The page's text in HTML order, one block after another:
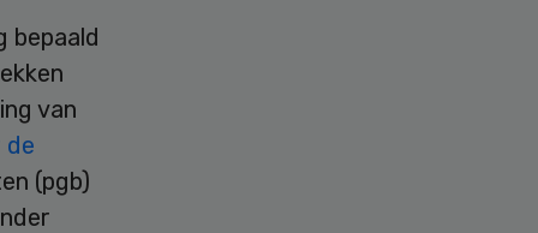
bepaald
van
de
(pgb)